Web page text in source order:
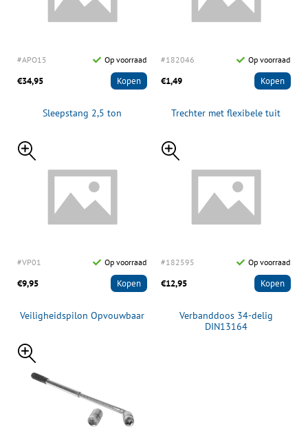
#APO15 Op voorraad
€34,95 Kopen
Sleepstang 2,5 ton
#182046 Op voorraad
€1,49 Kopen
Trechter met flexibele tuit
#VP01 Op voorraad
€9,95 Kopen
Veiligheidspilon Opvouwbaar
#182595 Op voorraad
€12,95 Kopen
Verbanddoos 34-delig
DIN13164